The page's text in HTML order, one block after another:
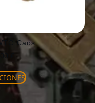
Caos